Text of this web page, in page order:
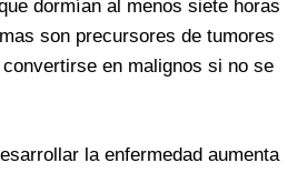
dormían al menos siete horas
son precursores de tumores
en malignos si no se
la enfermedad aumenta